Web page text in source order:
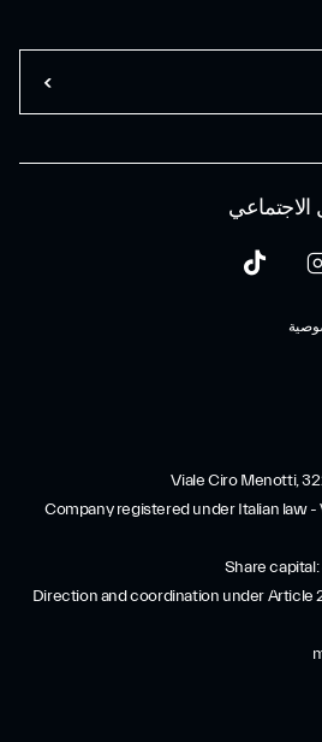
الاجتماعي
Viale Ciro Menotti,
Company registered under Italian law -
Share
Direction and coordination under Article